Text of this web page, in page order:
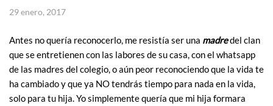
29 enero, 2017
Antes no quería reconocerlo, me resistía ser una madredel clan
que se entretienen con las labores de su casa, con el whatsapp
de las madres del colegio, o aún peor reconociendo que la vida te
ha cambiado y que ya NO tendrás tiempo para nada en la vida,
solo para tu hija. Yo simplemente quería que mi hija formara